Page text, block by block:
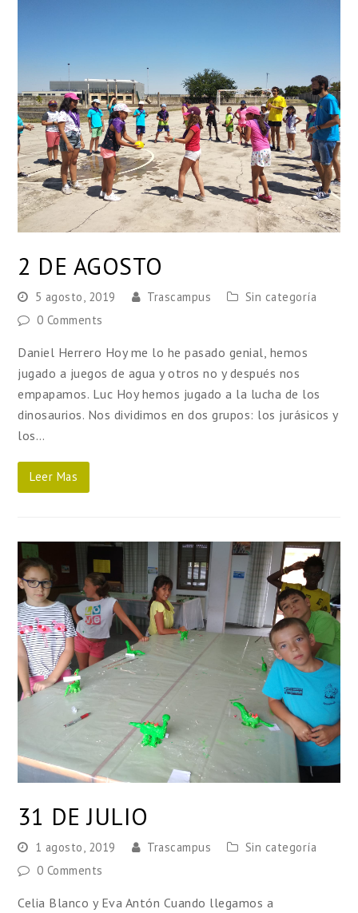
2 DE AGOSTO
5 agosto, 2019 Trascampus
Sin categoría
0 Comments
Daniel Herrero Hoy me lo he pasado genial, hemos
jugado a juegos de agua y otros no y después nos
empapamos. Luc Hoy hemos jugado a la lucha de los
dinosaurios. Nos dividimos en dos grupos: los jurásicos y
los…
Leer Mas
31 DE JULIO
1 agosto, 2019 Trascampus
Sin categoría
0 Comments
Celia Blanco y Eva Antón Cuando llegamos a